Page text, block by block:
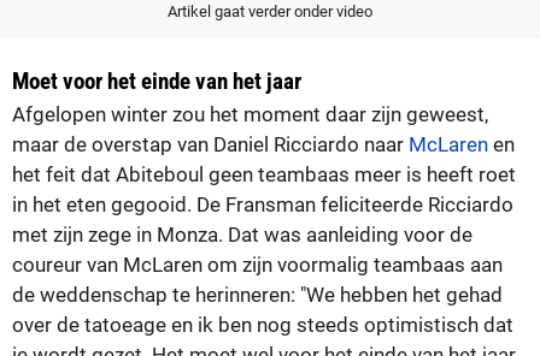
Artikel gaat verder onder video
Moet voor het einde van het jaar
Afgelopen winter zou het moment daar zijn geweest,
maar de overstap van Daniel Ricciardo naar McLaren en
het feit dat Abiteboul geen teambaas meer is heeft roet
in het eten gegooid. De Fransman feliciteerde Ricciardo
met zijn zege in Monza. Dat was aanleiding voor de
coureur van McLaren om zijn voormalig teambaas aan
de weddenschap te herinneren: "We hebben het gehad
over de tatoeage en ik ben nog steeds optimistisch dat